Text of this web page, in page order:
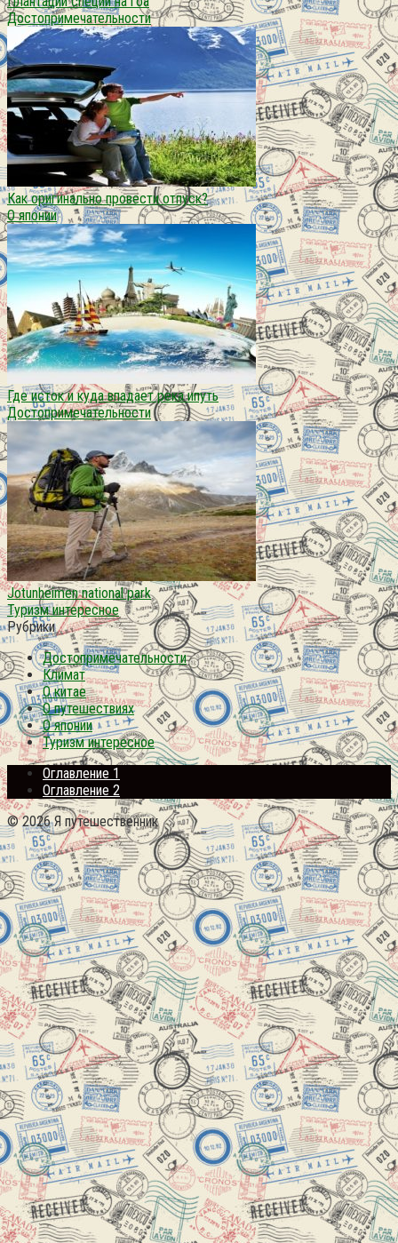
Достопримечательности
Как оригинально провести отпуск?
О японии
Где исток и куда впадает река ипуть
Достопримечательности
Jotunheimen national park
Туризм интересное
Рубрики
Достопримечательности
Климат
О китае
О путешествиях
О японии
Туризм интересное
Оглавление 1
Оглавление 2
© 2026 Я путешественник